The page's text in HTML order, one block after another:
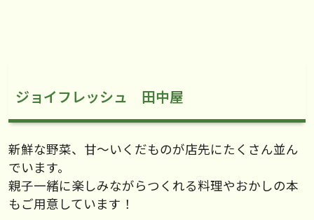
ジョイフレッシュ 田中屋
新鮮な野菜、甘～いくだものが店先にたくさん並ん
でいます。
親子一緒に楽しみながらつくれる料理やおかしの本
もご用意しています！